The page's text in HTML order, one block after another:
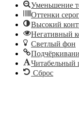
Уменьшение
Оттенки
Высокий
Негативный
Светлый фон
Читабельный
Сброс